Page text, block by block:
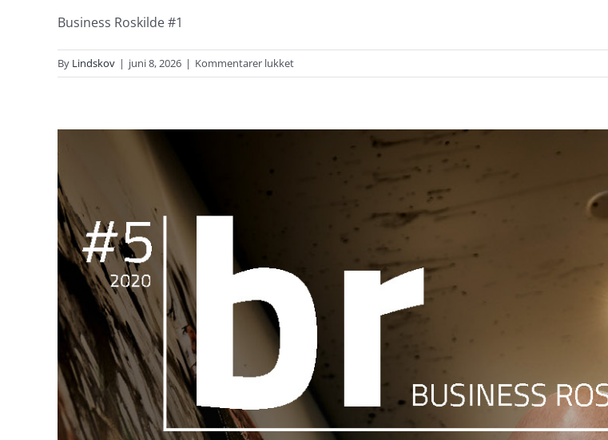
Business Roskilde #1
By Lindskov | juni 8, 2026 | Kommentarer lukkettil
Business